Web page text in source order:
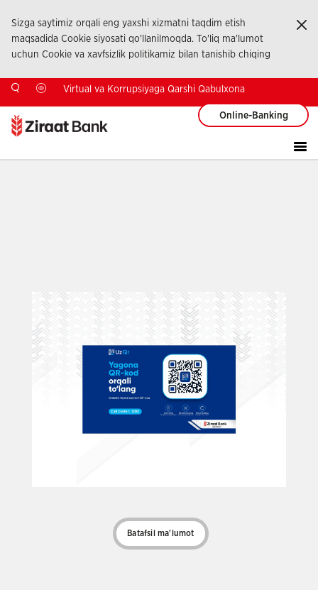
Sizga saytimiz orqali eng yaxshi xizmatni taqdim etish
maqsadida Cookie siyosati qo'llanilmoqda. To'liq ma'lumot
uchun Cookie va xavfsizlik politikamiz bilan tanishib chiqing
Virtual va Korrupsiyaga Qarshi Qabulxona
Online-Banking
Batafsil ma'lumot